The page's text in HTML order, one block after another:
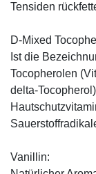
Tensiden
D-Mixed
Ist die
Tocopherolen
delta-
Vanillin: